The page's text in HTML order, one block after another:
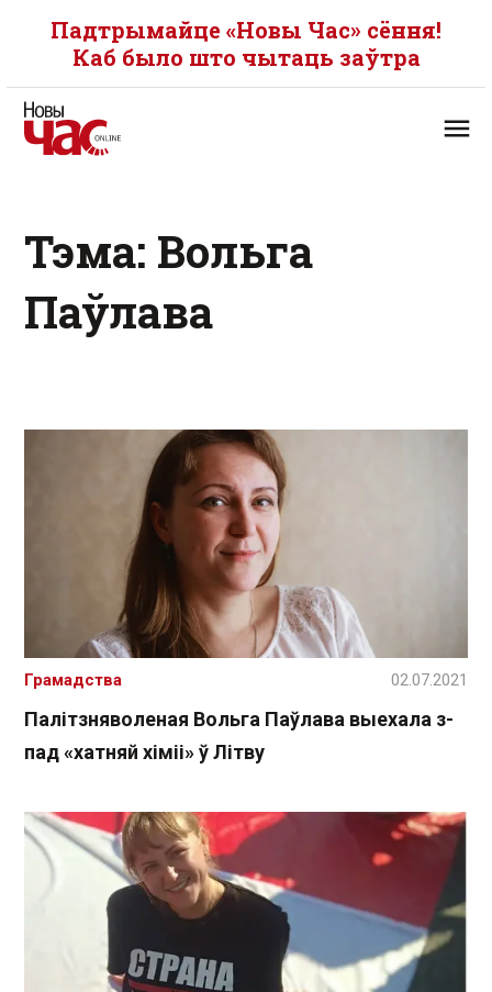
Падтрымайце «Новы Час» сёння!
Каб было што чытаць заўтра
Тэма: Вольга
Паўлава
Палітзняволеная Вольга Паўлава выехала з-
пад «хатняй хіміі» ў Літву
Грамадства 02.07.2021